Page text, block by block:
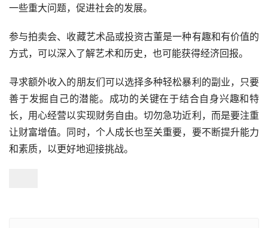
一些重大问题，促进社会的发展。
参与拍卖会、收藏艺术品或投资古董是一种有趣和有价值的
方式，可以深入了解艺术和历史，也可能获得经济回报。
寻求额外收入的朋友们可以选择多种轻松暴利的副业，只要
善于发掘自己的潜能。成功的关键在于结合自身兴趣和特
长，用心经营以实现财务自由。切勿急功近利，而是要注重
让财富增值。同时，个人成长也至关重要，要不断提升能力
和素质，以更好地迎接挑战。